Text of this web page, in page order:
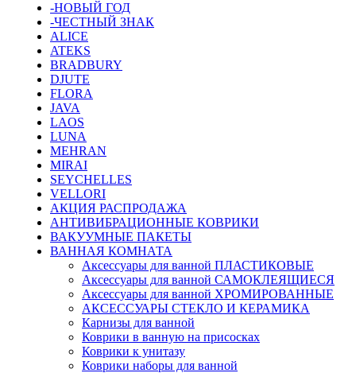
-НОВЫЙ ГОД
-ЧЕСТНЫЙ ЗНАК
ALICE
ATEKS
BRADBURY
DJUTE
FLORA
JAVA
LAOS
LUNA
MEHRAN
MIRAI
SEYCHELLES
VELLORI
АКЦИЯ РАСПРОДАЖА
АНТИВИБРАЦИОННЫЕ КОВРИКИ
ВАКУУМНЫЕ ПАКЕТЫ
ВАННАЯ КОМНАТА
Аксессуары для ванной ПЛАСТИКОВЫЕ
Аксессуары для ванной САМОКЛЕЯЩИЕСЯ
Аксессуары для ванной ХРОМИРОВАННЫЕ
АКСЕССУАРЫ СТЕКЛО И КЕРАМИКА
Карнизы для ванной
Коврики в ванную на присосках
Коврики к унитазу
Коврики наборы для ванной